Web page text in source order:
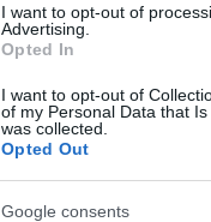
I want to opt-out of
Advertising.
Opted In
I want to opt-out of
of my Personal Data that
was collected.
Opted Out
Google consents